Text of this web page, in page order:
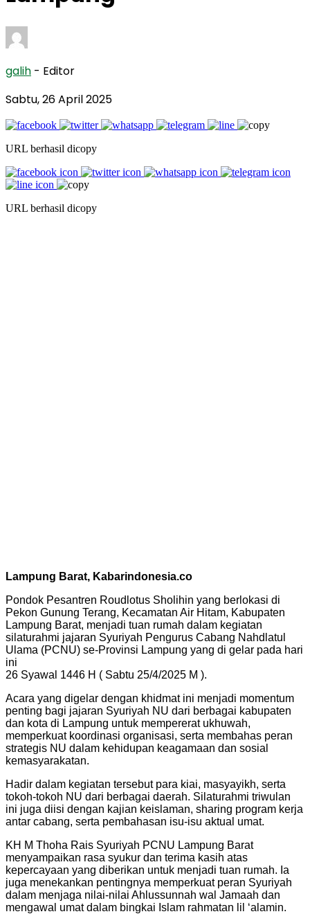
galih - Editor
Sabtu, 26 April 2025
URL berhasil dicopy
URL berhasil dicopy
Lampung Barat, Kabarindonesia.co
Pondok Pesantren Roudlotus Sholihin yang berlokasi di
Pekon Gunung Terang, Kecamatan Air Hitam, Kabupaten
Lampung Barat, menjadi tuan rumah dalam kegiatan
silaturahmi jajaran Syuriyah Pengurus Cabang Nahdlatul
Ulama (PCNU) se-Provinsi Lampung yang di gelar pada hari
ini
26 Syawal 1446 H ( Sabtu 25/4/2025 M ).
Acara yang digelar dengan khidmat ini menjadi momentum
penting bagi jajaran Syuriyah NU dari berbagai kabupaten
dan kota di Lampung untuk mempererat ukhuwah,
memperkuat koordinasi organisasi, serta membahas peran
strategis NU dalam kehidupan keagamaan dan sosial
kemasyarakatan.
Hadir dalam kegiatan tersebut para kiai, masyayikh, serta
tokoh-tokoh NU dari berbagai daerah. Silaturahmi triwulan
ini juga diisi dengan kajian keislaman, sharing program kerja
antar cabang, serta pembahasan isu-isu aktual umat.
KH M Thoha Rais Syuriyah PCNU Lampung Barat
menyampaikan rasa syukur dan terima kasih atas
kepercayaan yang diberikan untuk menjadi tuan rumah. Ia
juga menekankan pentingnya memperkuat peran Syuriyah
dalam menjaga nilai-nilai Ahlussunnah wal Jamaah dan
mengawal umat dalam bingkai Islam rahmatan lil ‘alamin.